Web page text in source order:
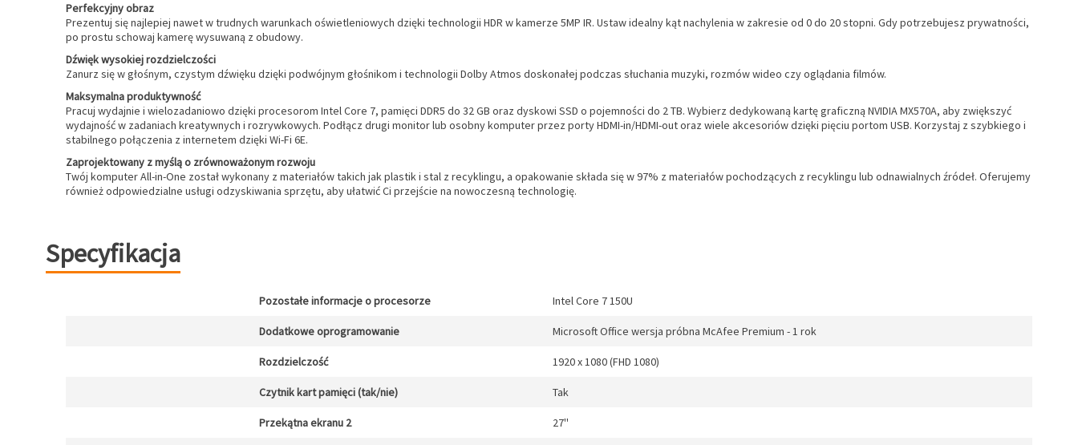
Perfekcyjny obraz
Prezentuj się najlepiej nawet w trudnych warunkach oświetleniowych dzięki technologii HDR w kamerze 5MP IR. Ustaw idealny kąt nachylenia w zakresie od 0 do 20 stopni. Gdy potrzebujesz prywatności,
po prostu schowaj kamerę wysuwaną z obudowy.
Dźwięk wysokiej rozdzielczości
Zanurz się w głośnym, czystym dźwięku dzięki podwójnym głośnikom i technologii Dolby Atmos doskonałej podczas słuchania muzyki, rozmów wideo czy oglądania filmów.
Maksymalna produktywność
Pracuj wydajnie i wielozadaniowo dzięki procesorom Intel Core 7, pamięci DDR5 do 32 GB oraz dyskowi SSD o pojemności do 2 TB. Wybierz dedykowaną kartę graficzną NVIDIA MX570A, aby zwiększyć
wydajność w zadaniach kreatywnych i rozrywkowych. Podłącz drugi monitor lub osobny komputer przez porty HDMI-in/HDMI-out oraz wiele akcesoriów dzięki pięciu portom USB. Korzystaj z szybkiego i
stabilnego połączenia z internetem dzięki Wi-Fi 6E.
Zaprojektowany z myślą o zrównoważonym rozwoju
Twój komputer All-in-One został wykonany z materiałów takich jak plastik i stal z recyklingu, a opakowanie składa się w 97% z materiałów pochodzących z recyklingu lub odnawialnych źródeł. Oferujemy
również odpowiedzialne usługi odzyskiwania sprzętu, aby ułatwić Ci przejście na nowoczesną technologię.
Specyfikacja
Pozostałe informacje o procesorze Intel Core 7 150U
Dodatkowe oprogramowanie Microsoft Office wersja próbna McAfee Premium - 1 rok
Rozdzielczość 1920 x 1080 (FHD 1080)
Czytnik kart pamięci (tak/nie) Tak
Przekątna ekranu 2 27''